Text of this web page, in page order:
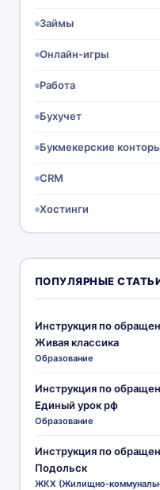
Займы
Онлайн-игры
Работа
Бухучет
Букмекерские
CRM
Хостинги
ПОПУЛЯРНЫЕ
Инструкция по
Живая классика
Образование
Инструкция по
Единый урок рф
Образование
Инструкция по
Подольск
ЖКХ (Жилищно-